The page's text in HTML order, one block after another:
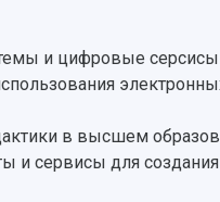
и цифровые серсисы
в высшем
сервисы для создания